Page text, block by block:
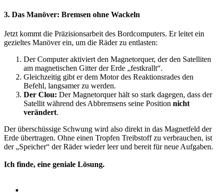
3. Das Manöver: Bremsen ohne Wackeln​
Jetzt kommt die Präzisionsarbeit des Bordcomputers. Er leitet ein
gezieltes Manöver ein, um die Räder zu entlasten:
Der Computer aktiviert den Magnetorquer, der den Satelliten
am magnetischen Gitter der Erde „festkrallt“.
Gleichzeitig gibt er dem Motor des Reaktionsrades den
Befehl, langsamer zu werden.
Der Clou: Der Magnetorquer hält so stark dagegen, dass der
Satellit während des Abbremsens seine Position nicht
verändert.
Der überschüssige Schwung wird also direkt in das Magnetfeld der
Erde übertragen. Ohne einen Tropfen Treibstoff zu verbrauchen, ist
der „Speicher“ der Räder wieder leer und bereit für neue Aufgaben.
Ich finde, eine geniale Lösung.